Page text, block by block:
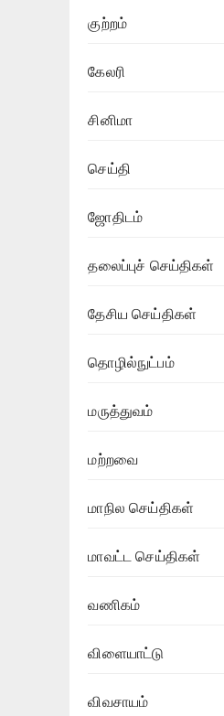
குற்றம்
கேலரி
சினிமா
செய்தி
ஜோதிடம்
தலைப்புச் செய்திகள்
தேசிய செய்திகள்
தொழில்நுட்பம்
மருத்துவம்
மற்றவை
மாநில செய்திகள்
மாவட்ட செய்திகள்
வணிகம்
விளையாட்டு
விவசாயம்